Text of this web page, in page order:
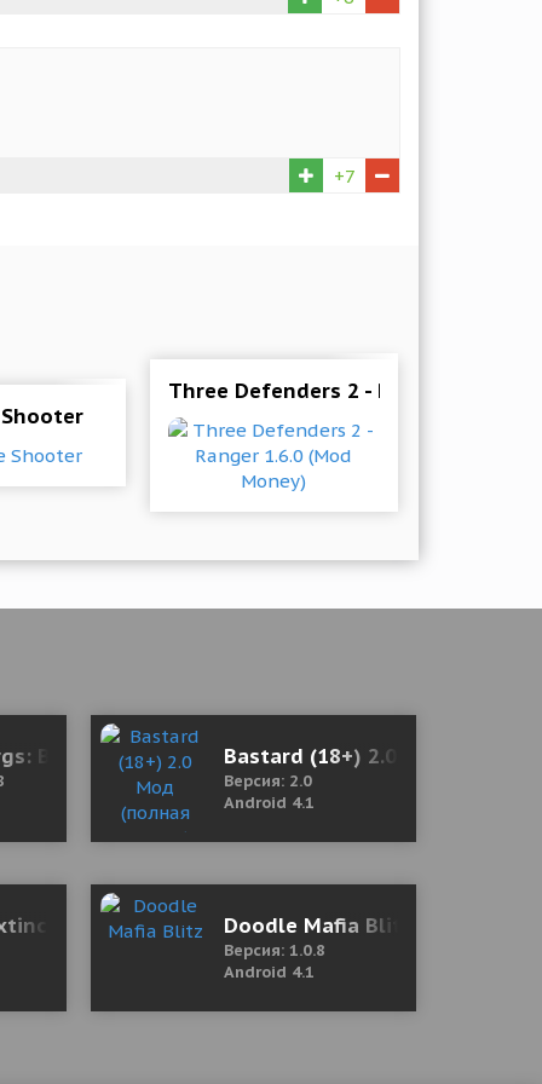
+7
Three Defenders 2 - Ranger 1.6.0
Back to the 80s Bastard (18+) 2.0 Мод (полная
Версия: 2.0
Android 4.1
Cash/Honey)
4.0.3 Мод (бесплатные покупки)
Doodle Mafia Blitz
Версия: 1.0.8
Android 4.1